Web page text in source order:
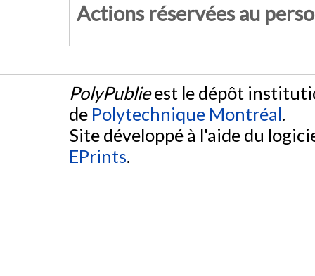
Actions réservées au
PolyPublieest le dépôt
de Polytechnique Montréal.
Site développé à l'aide du
EPrints.